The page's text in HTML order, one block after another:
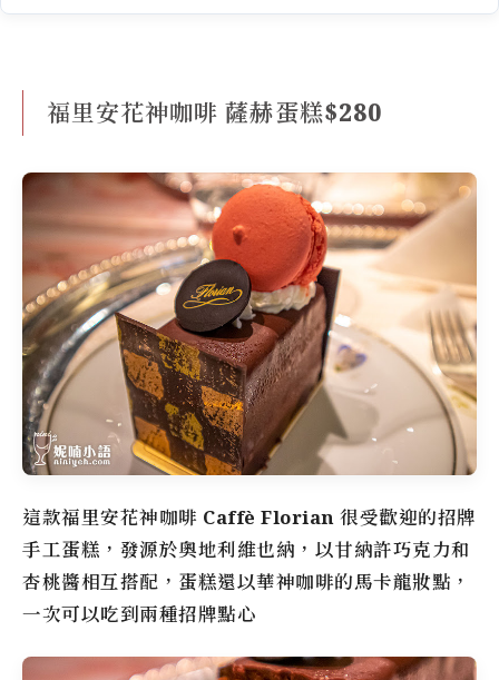
福里安花神咖啡 薩赫蛋糕$280
這款福里安花神咖啡 Caffè Florian 很受歡迎的招牌
手工蛋糕，發源於奧地利維也納，以甘納許巧克力和
杏桃醬相互搭配，蛋糕還以華神咖啡的馬卡龍妝點，
一次可以吃到兩種招牌點心